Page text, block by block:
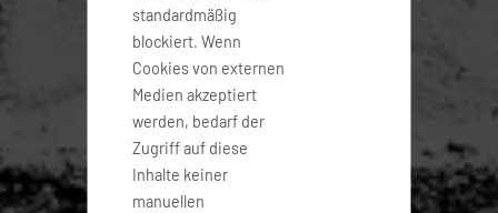
standardmäßig
blockiert. Wenn
Cookies von externen
Medien akzeptiert
werden, bedarf der
Zugriff auf diese
Inhalte keiner
manuellen